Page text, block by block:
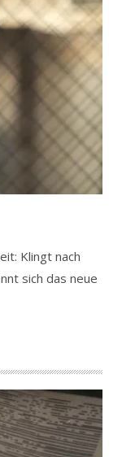
Klingt nach
sich das neue